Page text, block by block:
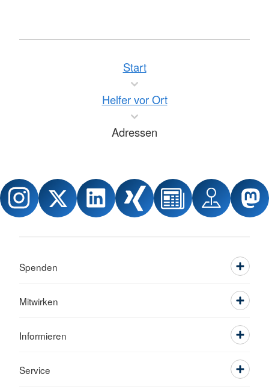
Start
Helfer vor Ort
Adressen
Spenden
Mitwirken
Informieren
Service